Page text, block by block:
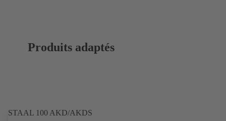
Produits adaptés
STAAL 100 AKD/AKDS